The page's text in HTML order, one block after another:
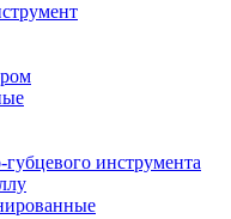
инструмента